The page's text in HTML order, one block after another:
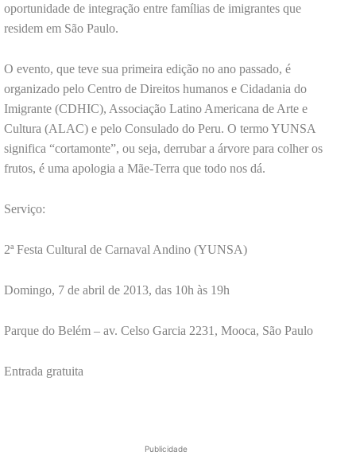
oportunidade de integração entre famílias de imigrantes que
residem em São Paulo.
O evento, que teve sua primeira edição no ano passado, é
organizado pelo Centro de Direitos humanos e Cidadania do
Imigrante (CDHIC), Associação Latino Americana de Arte e
Cultura (ALAC) e pelo Consulado do Peru. O termo YUNSA
significa “cortamonte”, ou seja, derrubar a árvore para colher os
frutos, é uma apologia a Mãe-Terra que todo nos dá.
Serviço:
2ª Festa Cultural de Carnaval Andino (YUNSA)
Domingo, 7 de abril de 2013, das 10h às 19h
Parque do Belém – av. Celso Garcia 2231, Mooca, São Paulo
Entrada gratuita
Publicidade